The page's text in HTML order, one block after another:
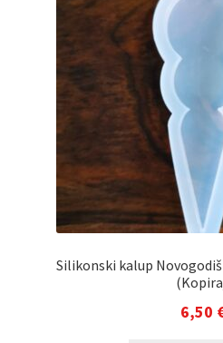
Silikonski kalup
6,50